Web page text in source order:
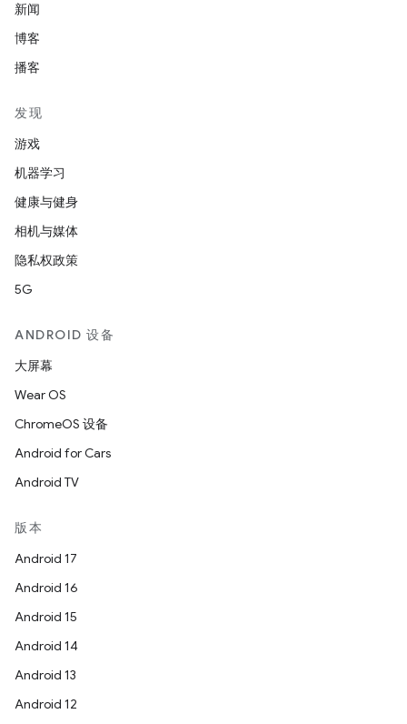
新闻
博客
播客
发现
游戏
机器学习
健康与健身
相机与媒体
隐私权政策
5G
ANDROID 设备
大屏幕
Wear OS
ChromeOS 设备
Android for Cars
Android TV
版本
Android 17
Android 16
Android 15
Android 14
Android 13
Android 12